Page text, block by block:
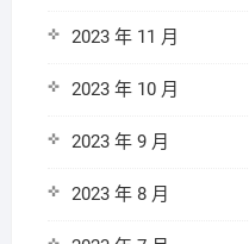
2023 年 11 月
2023 年 10 月
2023 年 9 月
2023 年 8 月